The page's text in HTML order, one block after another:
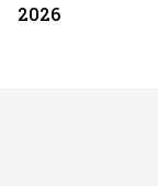
2026